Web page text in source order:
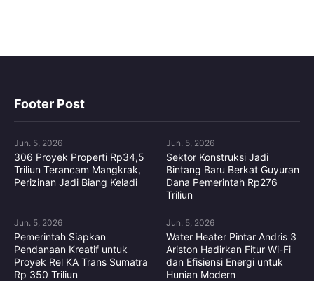
Footer Post
Jun. 5, 2026
306 Proyek Properti Rp34,5
Triliun Terancam Mangkrak,
Perizinan Jadi Biang Keladi
Jun. 5, 2026
Sektor Konstruksi Jadi
Bintang Baru Berkat Guyuran
Dana Pemerintah Rp276
Triliun
Jun. 5, 2026
Pemerintah Siapkan
Pendanaan Kreatif untuk
Proyek Rel KA Trans Sumatra
Rp 350 Triliun
Jun. 5, 2026
Water Heater Pintar Andris 3
Ariston Hadirkan Fitur Wi-Fi
dan Efisiensi Energi untuk
Hunian Modern